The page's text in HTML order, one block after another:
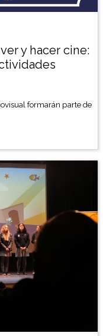
y hacer cine:
formarán parte de